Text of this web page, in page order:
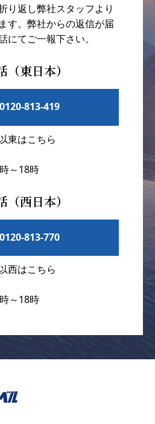
り返し弊社スタッフより
す。弊社からの返信が届
にてご一報下さい。
（東日本）
0120-813-419
東はこちら
～18時
（西日本）
0120-813-770
西はこちら
～18時